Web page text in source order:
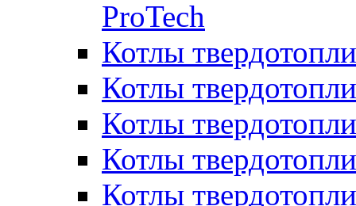
ProTech
Котлы
Котлы
Котлы
Котлы
Котлы